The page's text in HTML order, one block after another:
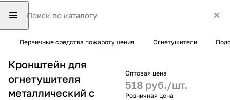
Первичные средства пожаротушения Огнетушители
Кронштейн для
огнетушителя
металлический с
Оптовая цена
518 руб./шт.
Розничная цена